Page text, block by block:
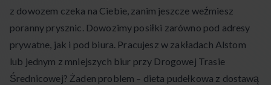
z dowozem czeka na Ciebie, zanim jeszcze weźmiesz
poranny prysznic. Dowozimy posiłki zarówno pod adresy
prywatne, jak i pod biura. Pracujesz w zakładach Alstom
lub jednym z mniejszych biur przy Drogowej Trasie
Średnicowej? Żaden problem – dieta pudełkowa z dostawą